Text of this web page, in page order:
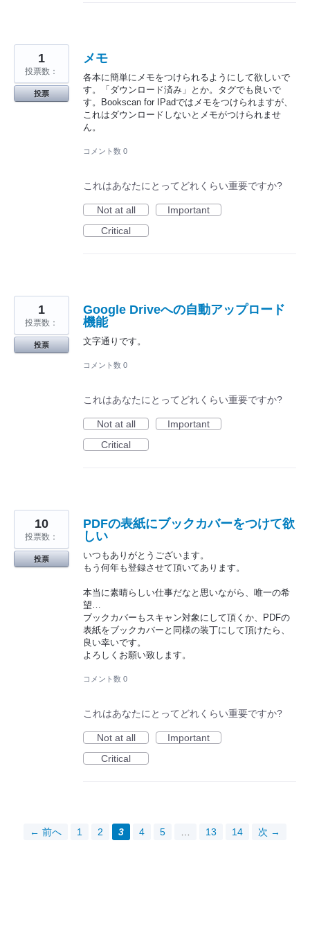
メモ
各本に簡単にメモをつけられるようにして欲しいで
す。「ダウンロード済み」とか。タグでも良いで
す。Bookscan for IPadではメモをつけられますが、
これはダウンロードしないとメモがつけられませ
ん。
1
投票数：
投票
コメント数 0
これはあなたにとってどれくらい重要ですか?
Not at all
Important
Critical
Google Driveへの自動アップロード
機能
文字通りです。
1
投票数：
投票
コメント数 0
これはあなたにとってどれくらい重要ですか?
Not at all
Important
Critical
PDFの表紙にブックカバーをつけて欲
しい
いつもありがとうございます。
もう何年も登録させて頂いてあります。
本当に素晴らしい仕事だなと思いながら、唯一の希
望…
ブックカバーもスキャン対象にして頂くか、PDFの
表紙をブックカバーと同様の装丁にして頂けたら、
良い幸いです。
よろしくお願い致します。
10
投票数：
投票
コメント数 0
これはあなたにとってどれくらい重要ですか?
Not at all
Important
Critical
← 前へ 1 2 3 4 5 … 13 14 次 →